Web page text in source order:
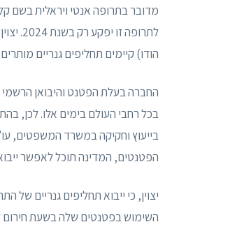
מדובר בתרופה אנטי ויראלית בשם
הודו) קיימים תחליפים גנריים
החברה בעלת הפטנט והיבואן
בכל רחבי העולם בימים אלו. לכן,
בייעוץ וחקיקה במשרד המשפטים,
הפטנטים, המדינה תוכל לאפשר
יצוין, כי ייבוא תחליפים גנריים של
השימוש בפטנטים שלה בשעת חירום